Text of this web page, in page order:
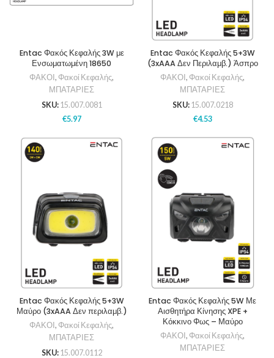
Entac Φακός Κεφαλής 3W με
Ενσωματωμένη 18650
ΦΑΚΟΙ , Φακοί Κεφαλής,
ΜΠΑΤΑΡΙΕΣ
SKU: 15.007.0081
€5.97
Entac Φακός Κεφαλής 5+3W
(3xAAA Δεν Περιλαμβ.) Άσπρο
ΦΑΚΟΙ , Φακοί Κεφαλής,
ΜΠΑΤΑΡΙΕΣ
SKU: 15.007.0218
€4.53
Entac Φακός Κεφαλής 5+3W
Μαύρο (3xAAA Δεν περιλαμβ.)
ΦΑΚΟΙ , Φακοί Κεφαλής,
ΜΠΑΤΑΡΙΕΣ
SKU: 15.007.0112
Entac Φακός Κεφαλής 5W Με
Αισθητήρα Κίνησης XPE +
Κόκκινο Φως – Μαύρο
ΦΑΚΟΙ , Φακοί Κεφαλής,
ΜΠΑΤΑΡΙΕΣ